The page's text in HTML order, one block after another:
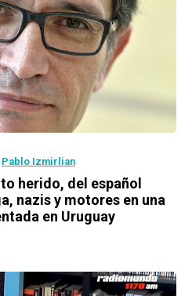
Pablo Izmirlian
herido, del español
nazis y motores en una
en Uruguay